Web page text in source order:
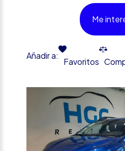
Me
Añadir a:
Favoritos